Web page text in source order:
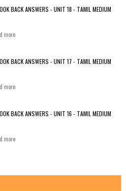
BACK ANSWERS - UNIT 18 - TAMIL MEDIUM
more
BACK ANSWERS - UNIT 17 - TAMIL MEDIUM
more
BACK ANSWERS - UNIT 16 - TAMIL MEDIUM
more